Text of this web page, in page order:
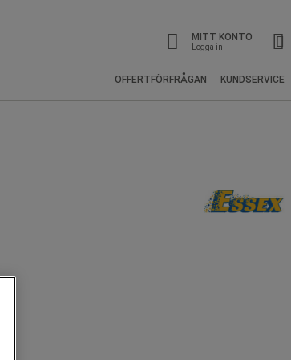
MITT KONTO
Logga in
OFFERTFÖRFRÅGAN KUNDSERVICE